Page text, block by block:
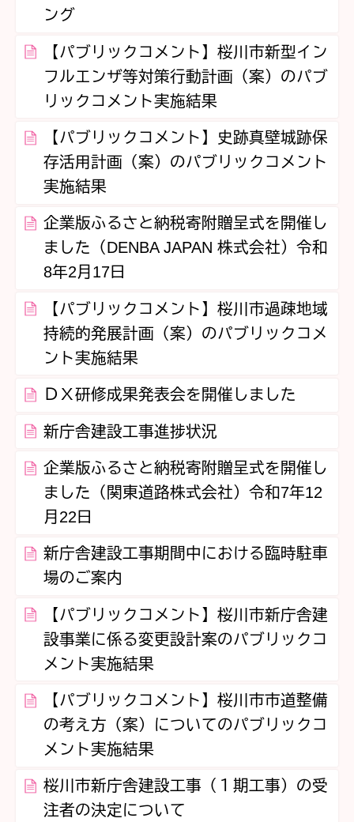
ング
【パブリックコメント】桜川市新型イン
フルエンザ等対策行動計画（案）のパブ
リックコメント実施結果
【パブリックコメント】史跡真壁城跡保
存活用計画（案）のパブリックコメント
実施結果
企業版ふるさと納税寄附贈呈式を開催し
ました（DENBA JAPAN 株式会社）令和
8年2月17日
【パブリックコメント】桜川市過疎地域
持続的発展計画（案）のパブリックコメ
ント実施結果
ＤＸ研修成果発表会を開催しました
新庁舎建設工事進捗状況
企業版ふるさと納税寄附贈呈式を開催し
ました（関東道路株式会社）令和7年12
月22日
新庁舎建設工事期間中における臨時駐車
場のご案内
【パブリックコメント】桜川市新庁舎建
設事業に係る変更設計案のパブリックコ
メント実施結果
【パブリックコメント】桜川市市道整備
の考え方（案）についてのパブリックコ
メント実施結果
桜川市新庁舎建設工事（１期工事）の受
注者の決定について